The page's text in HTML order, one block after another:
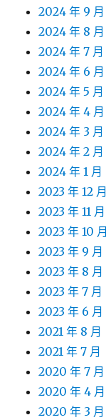
2024 年 9 月
2024 年 8 月
2024 年 7 月
2024 年 6 月
2024 年 5 月
2024 年 4 月
2024 年 3 月
2024 年 2 月
2024 年 1 月
2023 年 12 月
2023 年 11 月
2023 年 10 月
2023 年 9 月
2023 年 8 月
2023 年 7 月
2023 年 6 月
2021 年 8 月
2021 年 7 月
2020 年 7 月
2020 年 4 月
2020 年 3 月